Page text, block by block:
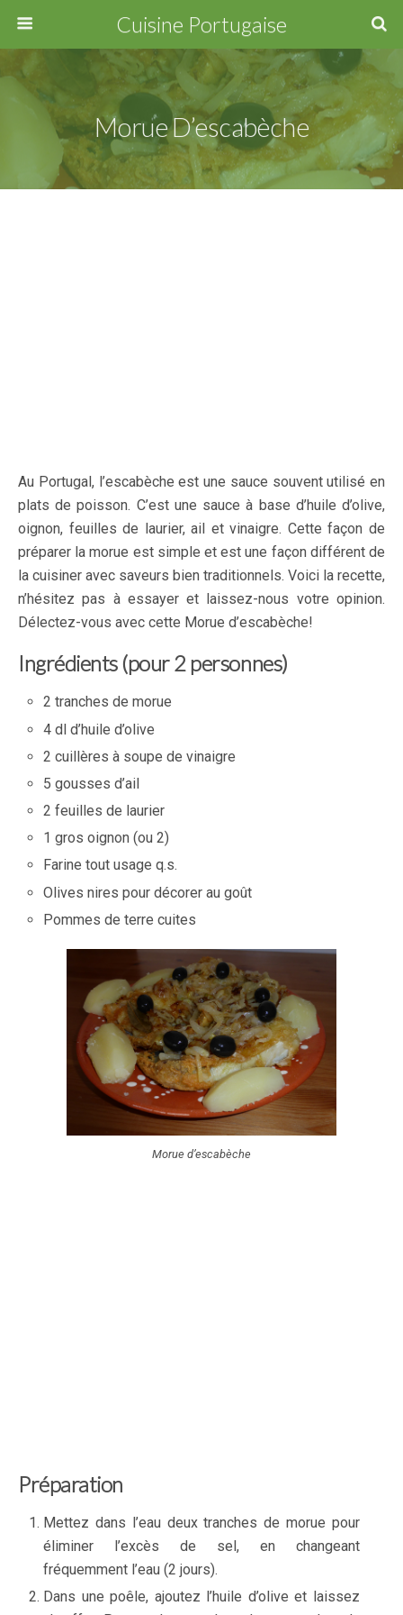
Cuisine Portugaise
Morue D’escabèche
Au Portugal, l’escabèche est une sauce souvent utilisé en
plats de poisson. C’est une sauce à base d’huile d’olive,
oignon, feuilles de laurier, ail et vinaigre. Cette façon de
préparer la morue est simple et est une façon différent de
la cuisiner avec saveurs bien traditionnels. Voici la recette,
n’hésitez pas à essayer et laissez-nous votre opinion.
Délectez-vous avec cette Morue d’escabèche!
Ingrédients (pour 2 personnes)
2 tranches de morue
4 dl d’huile d’olive
2 cuillères à soupe de vinaigre
5 gousses d’ail
2 feuilles de laurier
1 gros oignon (ou 2)
Farine tout usage q.s.
Olives nires pour décorer au goût
Pommes de terre cuites
Morue d’escabèche
Préparation
Mettez dans l’eau deux tranches de morue pour
éliminer l’excès de sel, en changeant
fréquemment l’eau (2 jours).
Dans une poêle, ajoutez l’huile d’olive et laissez